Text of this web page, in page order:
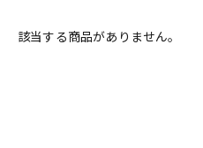
該当する商品がありません。